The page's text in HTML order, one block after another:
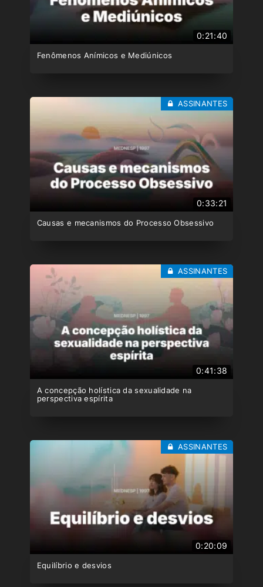
0:21:40
Fenômenos Anímicos e Mediúnicos
0:33:21
Causas e mecanismos do Processo Obsessivo
ASSINANTES
0:41:38
A concepção holística da sexualidade na
perspectiva espírita
ASSINANTES
0:20:09
Equilíbrio e desvios
ASSINANTES